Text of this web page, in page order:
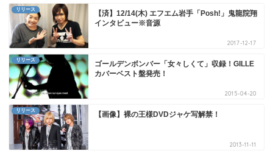
リリース
【済】12/14(木) エフエム岩手「Posh!」鬼龍院翔
インタビュー※音源
2017-12-17
リリース
ゴールデンボンバー「女々しくて」収録！GILLE
カバーベスト盤発売！
2015-04-20
リリース 【画像】裸の王様DVDジャケ写解禁！
2013-11-11